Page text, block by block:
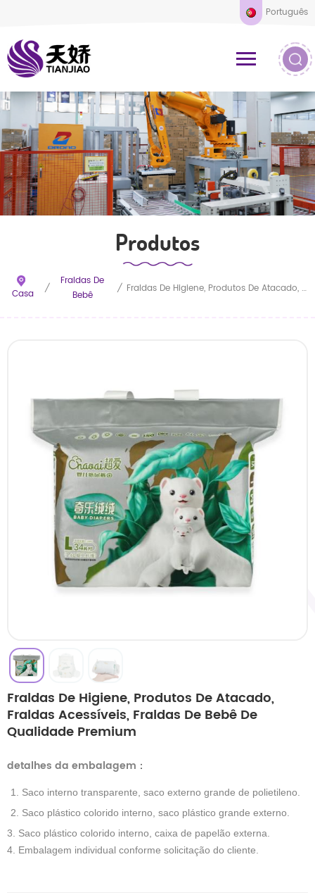
Português
Produtos
Casa /
Fraldas De
Bebê
/ Fraldas De Higiene, Produtos De Atacado, Fraldas Acessíveis, Fraldas De Bebê De Qualidade Premium
Fraldas De Higiene, Produtos De Atacado,
Fraldas Acessíveis, Fraldas De Bebê De
Qualidade Premium
detalhes da embalagem ：
1. Saco interno transparente, saco externo grande de polietileno.
2. Saco plástico colorido interno, saco plástico grande externo.
3. Saco plástico colorido interno, caixa de papelão externa.
4. Embalagem individual conforme solicitação do cliente.